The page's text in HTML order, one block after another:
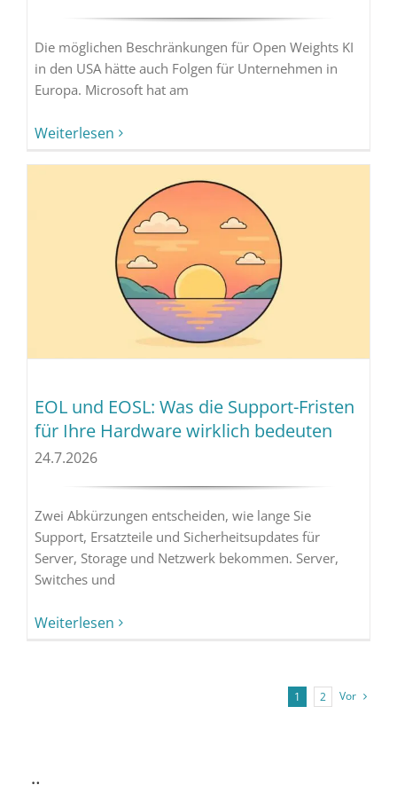
Die möglichen Beschränkungen für Open Weights KI
in den USA hätte auch Folgen für Unternehmen in
Europa. Microsoft hat am
Weiterlesen
EOL und EOSL: Was die Support-Fristen
für Ihre Hardware wirklich bedeuten
24.7.2026
Zwei Abkürzungen entscheiden, wie lange Sie
Support, Ersatzteile und Sicherheitsupdates für
Server, Storage und Netzwerk bekommen. Server,
Switches und
Weiterlesen
1 2 Vor